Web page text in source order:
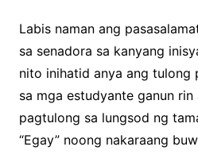
Labis naman ang
sa senadora sa kanyang
nito inihatid anya ang tulong
sa mga estudyante ganun
pagtulong sa lungsod ng
“Egay” noong nakaraang